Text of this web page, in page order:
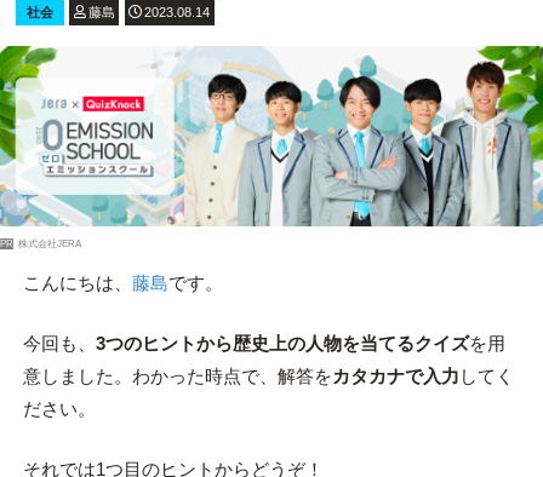
社会 藤島 2023.08.14
PR 株式会社JERA
こんにちは、 藤島です。
今回も、 3つのヒントから歴史上の人物を当てるクイズを用
意しました。わかった時点で、解答をカタカナで入力 してく
ださい。
それでは1つ目のヒントからどうぞ！